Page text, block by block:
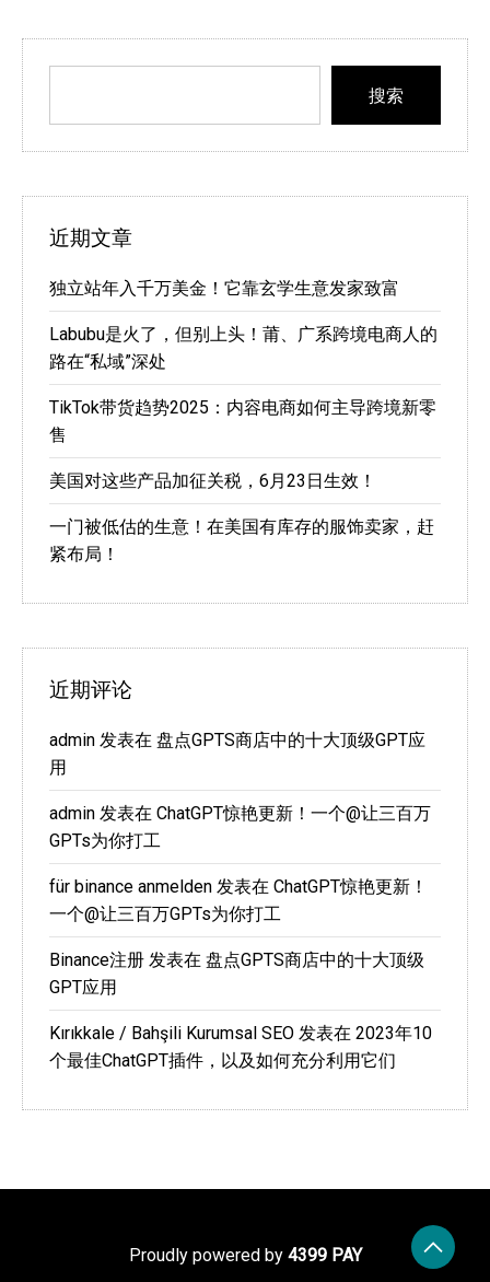
搜索
近期文章
独立站年入千万美金！它靠玄学生意发家致富
Labubu是火了，但别上头！莆、广系跨境电商人的
路在“私域”深处
TikTok带货趋势2025：内容电商如何主导跨境新零
售
美国对这些产品加征关税，6月23日生效！
一门被低估的生意！在美国有库存的服饰卖家，赶
紧布局！
近期评论
admin 发表在 盘点GPTS商店中的十大顶级GPT应
用
admin 发表在 ChatGPT惊艳更新！一个@让三百万
GPTs为你打工
für binance anmelden 发表在 ChatGPT惊艳更新！
一个@让三百万GPTs为你打工
Binance注册 发表在 盘点GPTS商店中的十大顶级
GPT应用
Kırıkkale / Bahşili Kurumsal SEO 发表在 2023年10
个最佳ChatGPT插件，以及如何充分利用它们
Proudly powered by 4399 PAY